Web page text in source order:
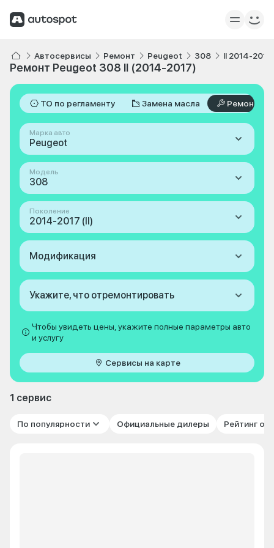
Автосервисы Ремонт Peugeot 308 II 2014-2017
Ремонт Peugeot 308 II (2014-2017)
ТО по регламенту Замена масла Ремонт
Марка авто
Peugeot
Модель
308
Поколение
2014-2017 (II)
Модификация
Укажите, что отремонтировать
Чтобы увидеть цены, укажите полные параметры авто
и услугу
Сервисы на карте
1 сервис
По популярности Официальные дилеры Рейтинг